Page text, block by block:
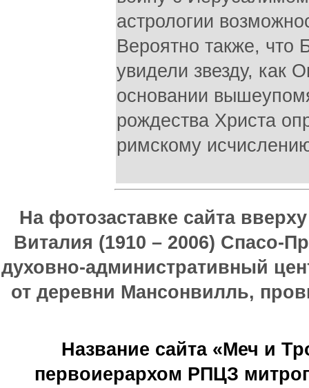
астрологии
Вероятно также, что
увидели звезду, как
основании
рождества Христа
римскому
На фотозаставке сайта
Виталия (1910 – 2006) Спасо-
духовно-административный
от деревни Мансонвилль,
Название сайта «Меч и
первоиерархом РПЦЗ